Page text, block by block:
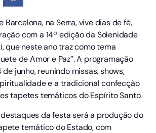
Barcelona, na Serra, vive dias de fé,
com a 14ª edição da Solenidade
que neste ano traz como tema
de Amor e Paz”. A programação
junho, reunindo missas, shows,
e a tradicional confecção
tapetes temáticos do Espírito Santo.
da festa será a produção do
temático do Estado, com